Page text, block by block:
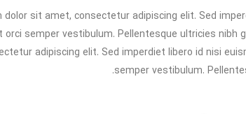
dolor sit amet, consectetur adipiscing elit. Sed
semper vestibulum. Pellentesque ultricies nibh
adipiscing elit. Sed imperdiet libero id nisi
semper vestibulum.